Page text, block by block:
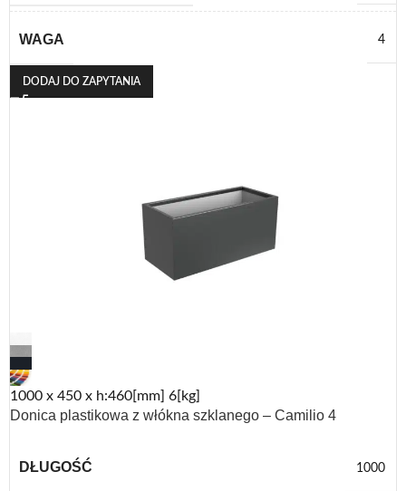
WAGA 4
DODAJ DO ZAPYTANIA
1000 x 450 x h:460[mm] 6[kg]
Donica plastikowa z włókna szklanego – Camilio 4
DŁUGOŚĆ 1000